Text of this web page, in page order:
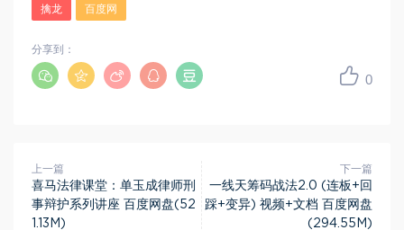
擒龙 百度网
0
分享到：
上一篇
喜马法律课堂：单玉成律师刑
事辩护系列讲座 百度网盘(52
1.13M)
下一篇
一线天筹码战法2.0 (连板+回
踩+变异) 视频+文档 百度网盘
(294.55M)